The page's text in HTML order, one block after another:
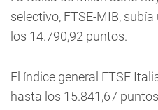
selectivo, FTSE-MIB,
los 14.790,92 puntos.
El índice general FTSE
hasta los 15.841,67